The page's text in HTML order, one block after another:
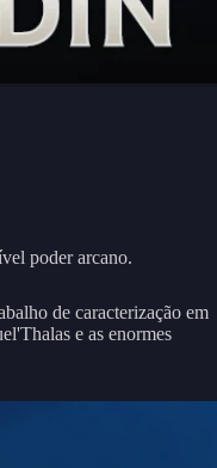
poder arcano.
de caracterização em
e as enormes